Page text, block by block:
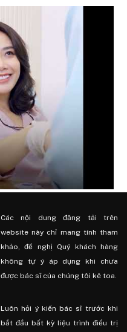
Các nội dung đăng tải trên
website này chỉ mang tính tham
khảo, đề nghị Quý khách hàng
không tự ý áp dụng khi chưa
được bác sĩ của chúng tôi kê toa.
Luôn hỏi ý kiến ​​bác sĩ trước khi
bắt đầu bất kỳ liệu trình điều trị